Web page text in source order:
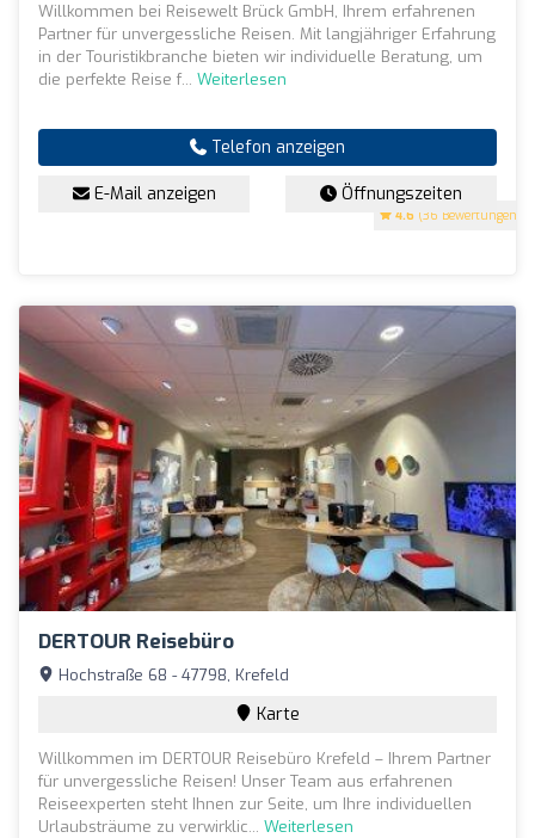
4.6 (36 Bewertungen)
Willkommen bei Reisewelt Brück GmbH, Ihrem erfahrenen
Partner für unvergessliche Reisen. Mit langjähriger Erfahrung
in der Touristikbranche bieten wir individuelle Beratung, um
die perfekte Reise f... Weiterlesen
Telefon anzeigen
E-Mail anzeigen Öffnungszeiten
DERTOUR Reisebüro
Hochstraße 68 - 47798, Krefeld
Karte
Willkommen im DERTOUR Reisebüro Krefeld – Ihrem Partner
für unvergessliche Reisen! Unser Team aus erfahrenen
Reiseexperten steht Ihnen zur Seite, um Ihre individuellen
Urlaubsträume zu verwirklic... Weiterlesen